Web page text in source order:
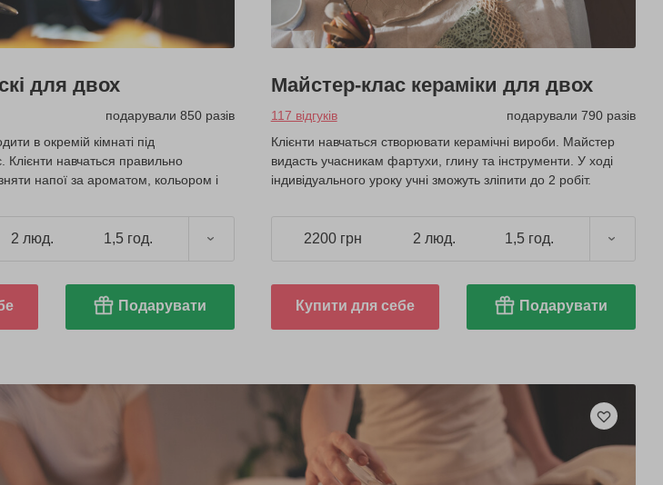
для двох
подарували 850 разів
в окремій кімнаті під
Клієнти навчаться правильно
напої за ароматом, кольором і
2 люд. 1,5 год.
Подарувати
Майстер-клас кераміки для двох
117 відгуків
подарували 790 разів
Клієнти навчаться створювати керамічні вироби. Майстер
видасть учасникам фартухи, глину та інструменти. У ході
індивідуального уроку учні зможуть зліпити до 2 робіт.
2200 грн 2 люд. 1,5 год.
Купити для себе Подарувати